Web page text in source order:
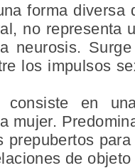
forma diversa
no
neurosis.
los impulsos
consiste en
mujer.
prepubertos
de